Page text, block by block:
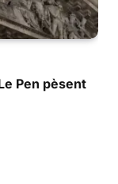
Pen pèsent